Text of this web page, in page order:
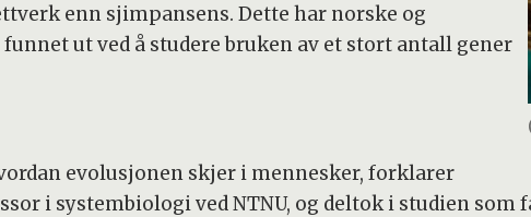
enn sjimpansens. Dette har norske og
ut ved å studere bruken av et stort antall gener
evolusjonen skjer i mennesker, forklarer
i systembiologi ved NTNU, og deltok i studien